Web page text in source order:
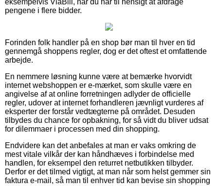
pengene i flere bidder.
Forinden folk handler på en shop bør man til hver en tid
gennemgå shoppens regler, dog er det oftest et omfattende
arbejde.
En nemmere løsning kunne være at bemærke hvorvidt
internet webshoppen er e-mærket, som skulle være en
angivelse af at online forretningen adlyder de officielle
regler, udover at internet forhandleren jævnligt vurderes af
eksperter der forstår vedtægterne på området. Desuden
tilbydes du chance for opbakning, for så vidt du bliver udsat
for dilemmaer i processen med din shopping.
Endvidere kan det anbefales at man er vaks omkring de
mest vitale vilkår der kan håndhæves i forbindelse med
handlen, for eksempel den returret netbutikken tilbyder.
Derfor er det tilmed vigtigt, at man når som helst gemmer sin
faktura e-mail, så man til enhver tid kan bevise sin shopping